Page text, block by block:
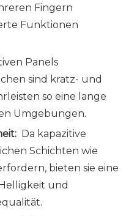
Fingern
Funktionen
Panels
sind kratz- und
so eine lange
Umgebungen.
Da kapazitive
Schichten wie
bieten sie eine
und